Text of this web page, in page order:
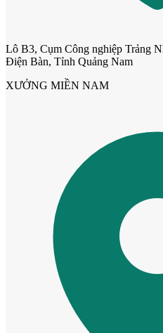
Cửa phào chỉ
Lô B3, Cụm Công nghiệp Trảng
Điện Bàn, Tỉnh Quảng Nam
XƯỞNG MIỀN NAM